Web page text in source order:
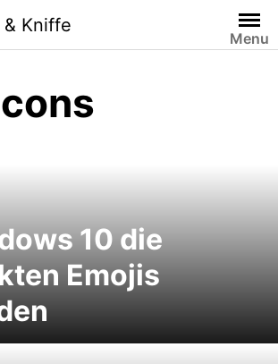
Kniffe
Menu
10 die
Emojis